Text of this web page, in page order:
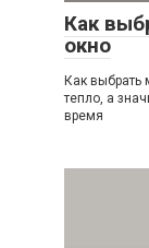
Как
окно
Как выбрать
тепло, а
время